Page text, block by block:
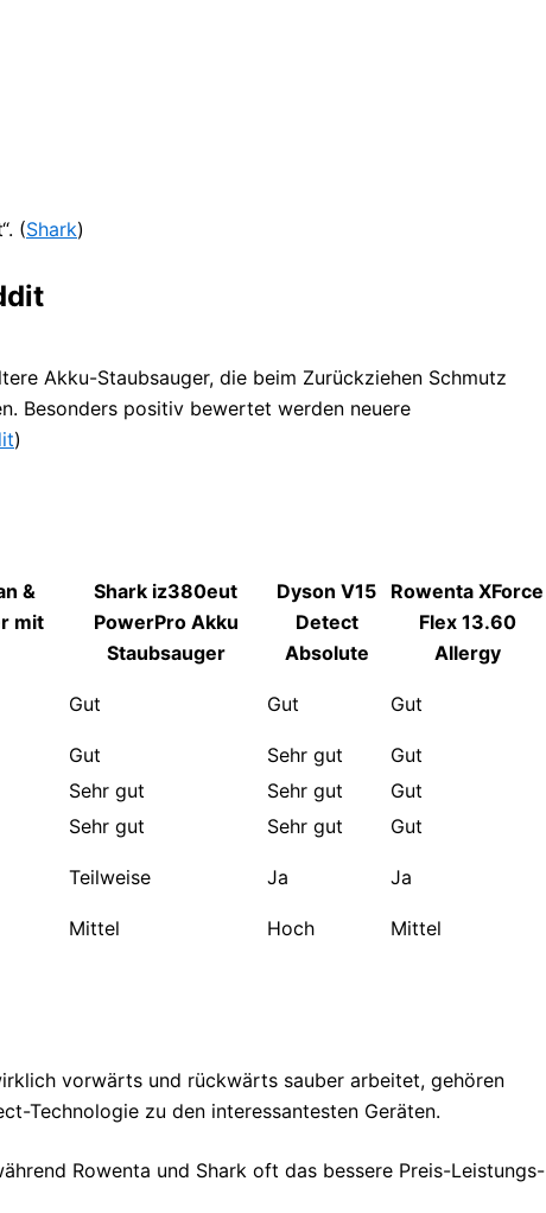
(Shark)
Akku-Staubsauger, die beim Zurückziehen Schmutz
Besonders positiv bewertet werden neuere
)
&
mit
Shark iz380eut
PowerPro Akku
Staubsauger
Dyson V15
Detect
Absolute
Rowenta XForce
Flex 13.60
Allergy
Gut Gut Gut
Gut Sehr gut
Gut
Sehr gut Sehr gut
Gut
Sehr gut Sehr gut
Gut
Teilweise Ja Ja
Mittel Hoch Mittel
vorwärts und rückwärts sauber arbeitet, gehören
Technologie zu den interessantesten Geräten.
Rowenta und Shark oft das bessere Preis-Leistungs-